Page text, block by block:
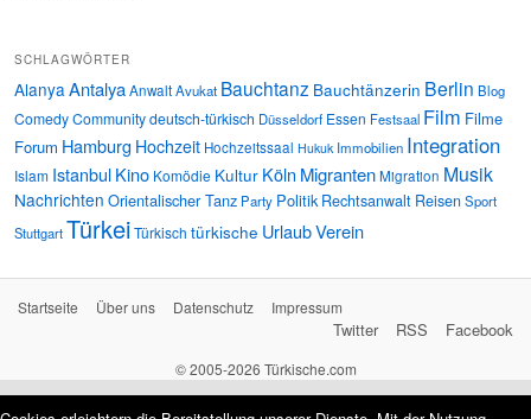
SCHLAGWÖRTER
Alanya AntalyaAnwaltAvukat Bauchtanz Bauchtänzerin Berlin Blog
ComedyCommunitydeutsch-türkisch Düsseldorf Essen Festsaal Film Filme
Forum Hamburg Hochzeit Hochzeitssaal Hukuk Immobilien Integration
Islam IstanbulKino Komödie Kultur Köln MigrantenMigration Musik
Nachrichten Orientalischer Tanz Party Politik Rechtsanwalt ReisenSport
StuttgartTürkeiTürkisch türkische UrlaubVerein
Startseite Über uns Datenschutz Impressum
Facebook
RSS
Twitter
© 2005-2026 Türkische.com